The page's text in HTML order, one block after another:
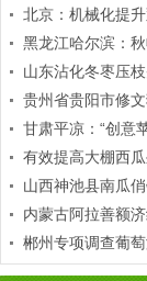
山东沾化冬枣压
有效提高大棚西